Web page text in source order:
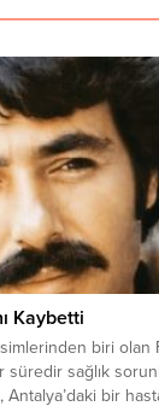
Kaybetti
biri olan
süredir sağlık
Antalya’daki bir